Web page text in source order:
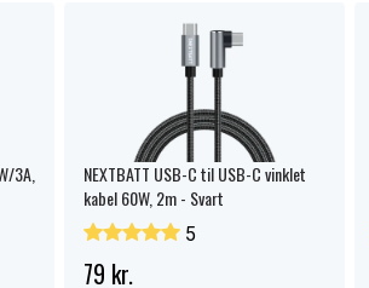
3A,
NEXTBATT USB-C til USB-C vinklet
kabel 60W, 2m - Svart
5
79 kr.